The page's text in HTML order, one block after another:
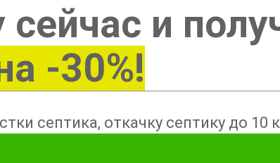
и
-30%!
септика, откачку септику до 10